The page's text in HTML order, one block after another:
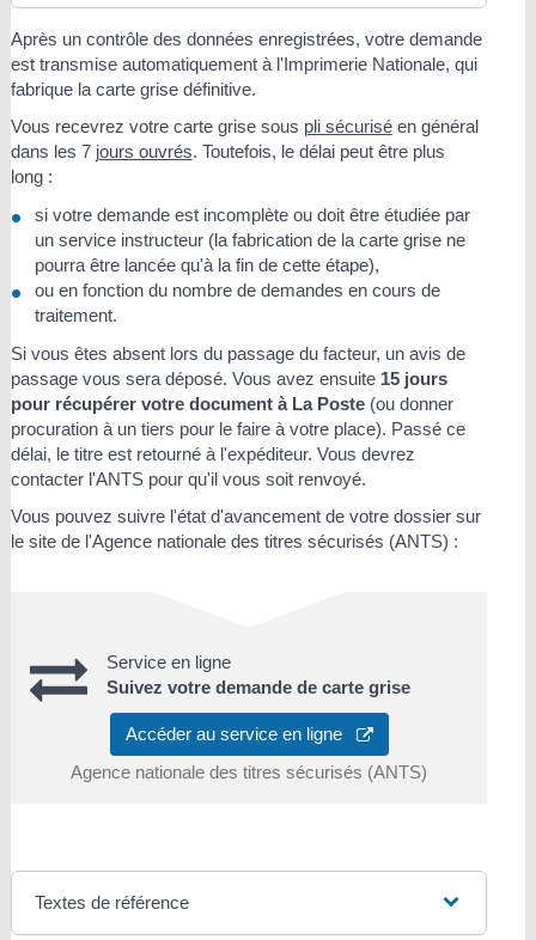
Après un contrôle des données enregistrées, votre demande
est transmise automatiquement à l'Imprimerie Nationale, qui
fabrique la carte grise définitive.
Vous recevrez votre carte grise sous pli sécuriséen général
dans les 7 jours ouvrés. Toutefois, le délai peut être plus
long :
si votre demande est incomplète ou doit être étudiée par
un service instructeur (la fabrication de la carte grise ne
pourra être lancée qu'à la fin de cette étape),
ou en fonction du nombre de demandes en cours de
traitement.
Si vous êtes absent lors du passage du facteur, un avis de
passage vous sera déposé. Vous avez ensuite 15 jours
pour récupérer votre document à La Poste(ou donner
procuration à un tiers pour le faire à votre place). Passé ce
délai, le titre est retourné à l'expéditeur. Vous devrez
contacter l'ANTS pour qu'il vous soit renvoyé.
Vous pouvez suivre l'état d'avancement de votre dossier sur
le site de l'Agence nationale des titres sécurisés (ANTS) :
Service en ligne
Suivez votre demande de carte grise
Accéder au service en ligne
Agence nationale des titres sécurisés (ANTS)
Textes de référence